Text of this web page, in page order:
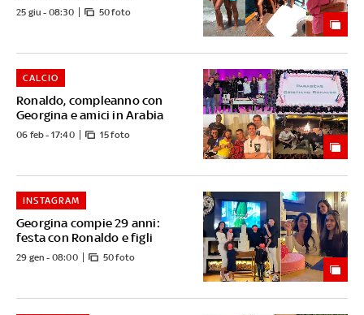
25 giu - 08:30 50 foto
Ronaldo, compleanno con
Georgina e amici in Arabia
CALCIO
06 feb - 17:40 15 foto
Georgina compie 29 anni:
festa con Ronaldo e figli
INSTAGRAM
29 gen - 08:00 50 foto